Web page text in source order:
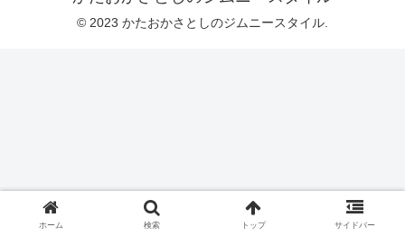
© 2023 かたおかさとしのジムニースタイル.
ホーム 検索 トップ サイドバー